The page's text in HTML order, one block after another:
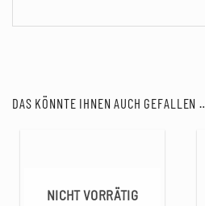
DAS KÖNNTE IHNEN AUCH GEFALLEN
NICHT VORRÄTIG